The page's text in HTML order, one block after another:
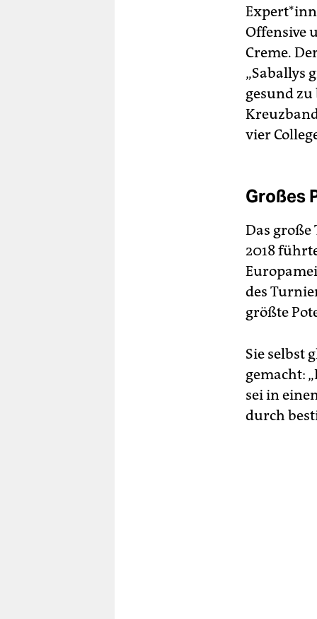
Offensive
Creme.
„Saballys
gesund
vier
Großes
Das
2018
des
größte
Sie selbst
gemacht:
sei in
durch